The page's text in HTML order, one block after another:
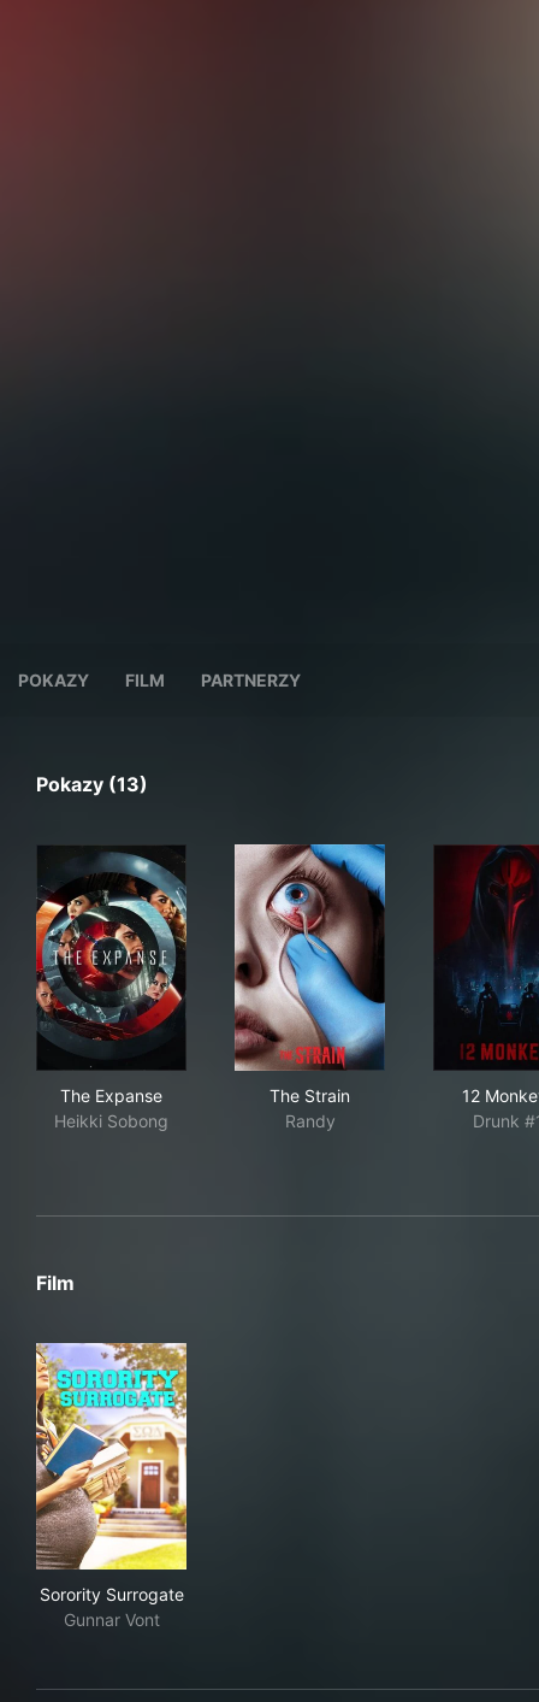
POKAZY FILM PARTNERZY
Pokazy (13)
The Expanse
Heikki Sobong
The Strain
Randy
12
Drunk
Film
Sorority Surrogate
Gunnar Vont